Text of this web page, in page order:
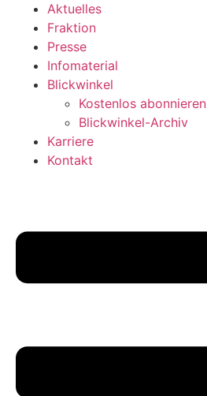
Aktuelles
Fraktion
Presse
Infomaterial
Blickwinkel
Kostenlos abonnieren
Blickwinkel-Archiv
Karriere
Kontakt